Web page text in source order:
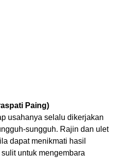
Paing)
usahanya selalu dikerjakan
sungguh. Rajin dan ulet
dapat menikmati hasil
untuk mengembara